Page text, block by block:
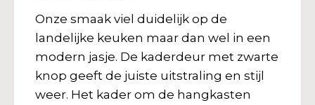
Onze smaak viel duidelijk op de
landelijke keuken maar dan wel in een
modern jasje. De kaderdeur met zwarte
knop geeft de juiste uitstraling en stijl
weer. Het kader om de hangkasten